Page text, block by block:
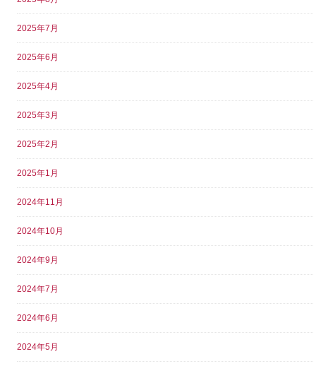
2025年7月
2025年6月
2025年4月
2025年3月
2025年2月
2025年1月
2024年11月
2024年10月
2024年9月
2024年7月
2024年6月
2024年5月